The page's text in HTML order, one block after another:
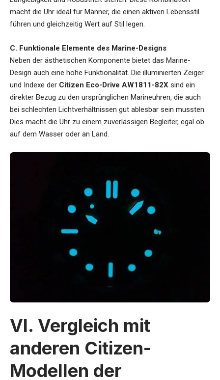
macht die Uhr ideal für Männer, die einen aktiven Lebensstil
führen und gleichzeitig Wert auf Stil legen.
C. Funktionale Elemente des Marine-Designs
Neben der ästhetischen Komponente bietet das Marine-
Design auch eine hohe Funktionalität. Die illuminierten Zeiger
und Indexe der Citizen Eco-Drive AW1811-82X sind ein
direkter Bezug zu den ursprünglichen Marineuhren, die auch
bei schlechten Lichtverhältnissen gut ablesbar sein mussten.
Dies macht die Uhr zu einem zuverlässigen Begleiter, egal ob
auf dem Wasser oder an Land.
VI. Vergleich mit
anderen Citizen-
Modellen der